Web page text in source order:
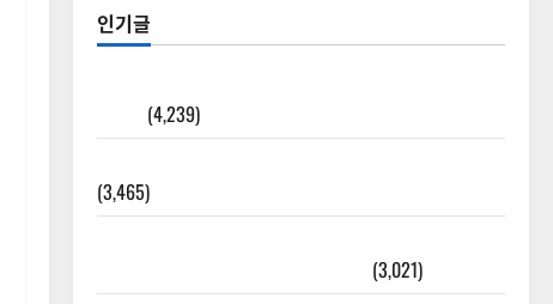
인기글
(4,239)
(3,465)
(3,021)